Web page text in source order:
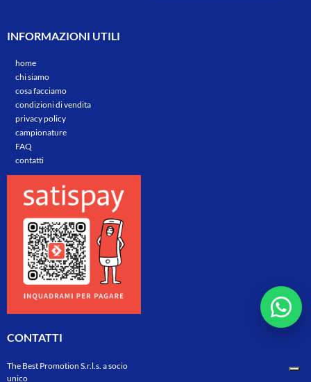
INFORMAZIONI UTILI
home
chi siamo
cosa facciamo
condizioni di vendita
privacy policy
campionature
FAQ
contatti
CONTATTI
The Best Promotion S.r.l.s. a socio
unico